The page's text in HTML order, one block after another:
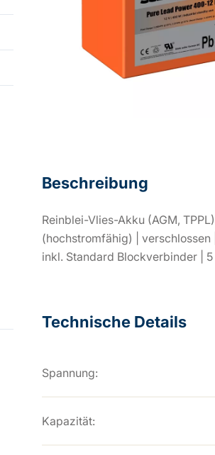
Beschreibung
Reinblei-Vlies-Akku (AGM,
(hochstromfähig) | verschlossen
inkl. Standard Blockverbinder |
Technische Details
Spannung:
Kapazität: